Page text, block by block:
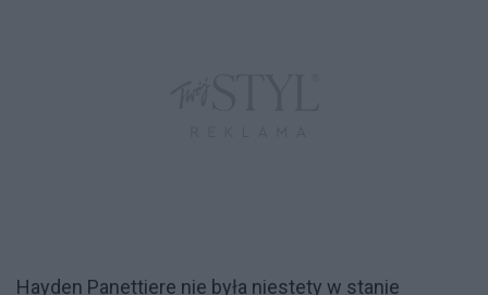
Hayden Panettiere nie była niestety w stanie